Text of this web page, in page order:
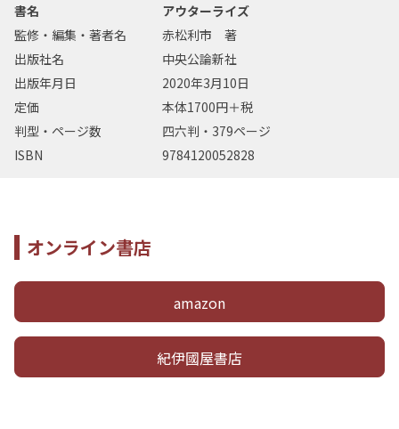
書名
アウターライズ
監修・編集・著者名
赤松利市 著
出版社名
中央公論新社
出版年月日
2020年3月10日
定価
本体1700円＋税
判型・ページ数
四六判・379ページ
ISBN
9784120052828
オンライン書店
amazon
紀伊國屋書店